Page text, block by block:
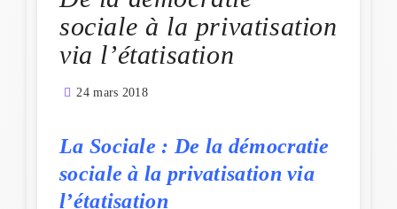
sociale à la privatisation
via l’étatisation
24 mars 2018
La Sociale : De la démocratie
sociale à la privatisation via
l’étatisation